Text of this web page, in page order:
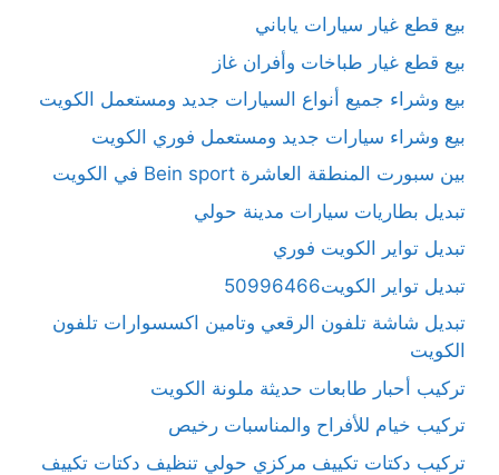
بيع قطع غيار سيارات ياباني
بيع قطع غيار طباخات وأفران غاز
بيع وشراء جميع أنواع السيارات جديد ومستعمل الكويت
بيع وشراء سيارات جديد ومستعمل فوري الكويت
بين سبورت المنطقة العاشرة Bein sport في الكويت
تبديل بطاريات سيارات مدينة حولي
تبديل تواير الكويت فوري
تبديل تواير الكويت50996466
تبديل شاشة تلفون الرقعي وتامين اكسسوارات تلفون
الكويت
تركيب أحبار طابعات حديثة ملونة الكويت
تركيب خيام للأفراح والمناسبات رخيص
تركيب دكتات تكييف مركزي حولي تنظيف دكتات تكييف